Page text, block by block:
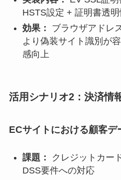
HSTS設定 + 証明書透
効果：
ブラウザアドレ
より偽装サイト識別が
感向上
活用シナリオ2：決済情
ECサイトにおける顧客デ
課題：
クレジットカー
DSS要件への対応